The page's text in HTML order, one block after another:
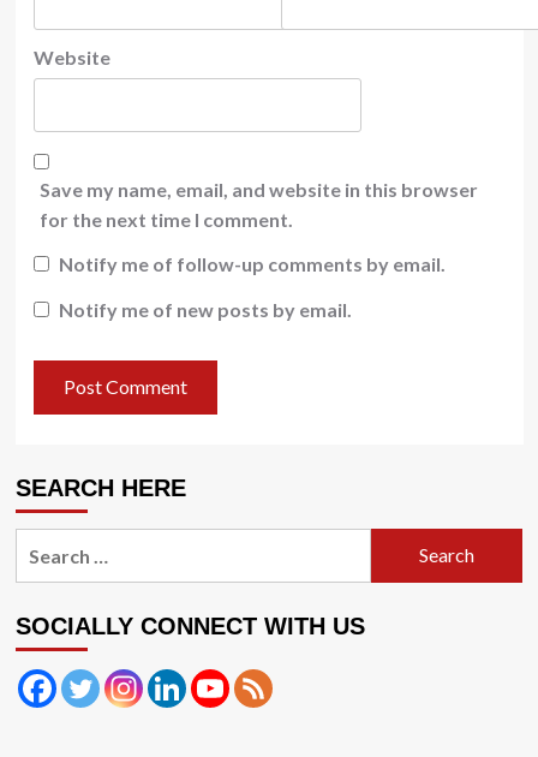
Website
Save my name, email, and website in this browser
for the next time I comment.
Notify me of follow-up comments by email.
Notify me of new posts by email.
SEARCH HERE
SOCIALLY CONNECT WITH US